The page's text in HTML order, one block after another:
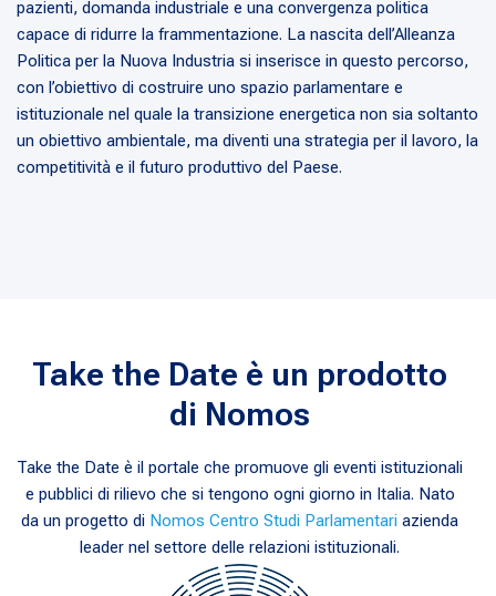
pazienti, domanda industriale e una convergenza politica
capace di ridurre la frammentazione. La nascita dell’Alleanza
Politica per la Nuova Industria si inserisce in questo percorso,
con l’obiettivo di costruire uno spazio parlamentare e
istituzionale nel quale la transizione energetica non sia soltanto
un obiettivo ambientale, ma diventi una strategia per il lavoro, la
competitività e il futuro produttivo del Paese.
Take the Date è un prodotto
di Nomos
Take the Date è il portale che promuove gli eventi istituzionali
e pubblici di rilievo che si tengono ogni giorno in Italia. Nato
da un progetto di Nomos Centro Studi Parlamentari azienda
leader nel settore delle relazioni istituzionali.